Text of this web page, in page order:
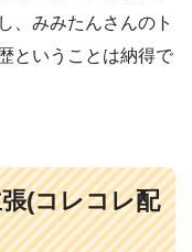
、みみたんさんのト
ということは納得で
(コレコレ配